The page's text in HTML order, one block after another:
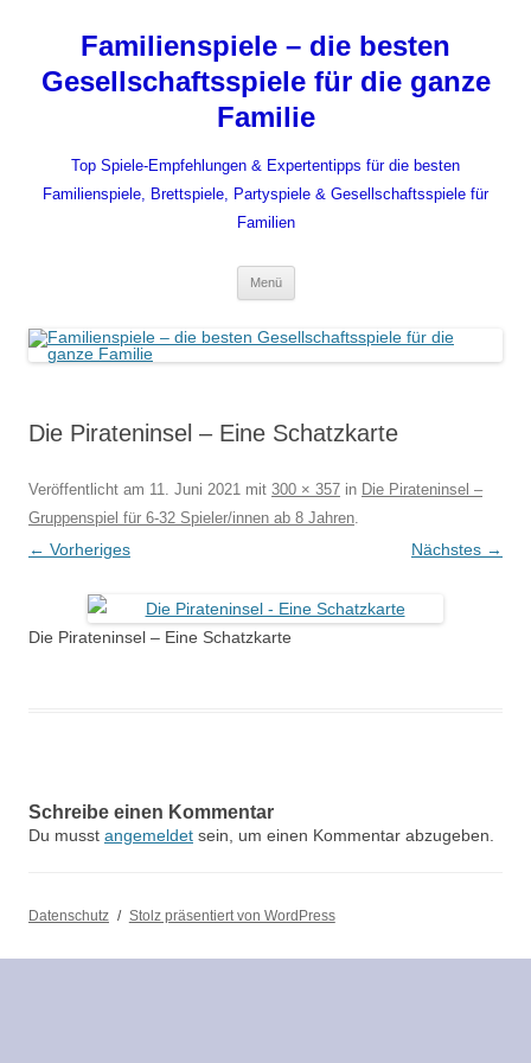
springenFamilienspiele – die besten
Gesellschaftsspiele für die ganze
Familie
Top Spiele-Empfehlungen & Expertentipps für die besten
Familienspiele, Brettspiele, Partyspiele & Gesellschaftsspiele für
Familien
Menü
Die Pirateninsel – Eine Schatzkarte
Veröffentlicht am 11. Juni 2021 mit 300 × 357 in Die Pirateninsel –
Gruppenspiel für 6-32 Spieler/innen ab 8 Jahren.
← Vorheriges Nächstes →
Die Pirateninsel – Eine Schatzkarte
Schreibe einen Kommentar
Du musst angemeldet sein, um einen Kommentar abzugeben.
Datenschutz Stolz präsentiert von WordPress